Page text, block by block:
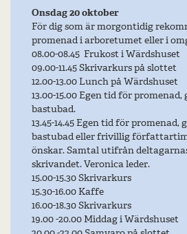
Onsdag 20 oktober
För dig som är morgontidig
promenad i arboretumet eller i
08.00-08.45 Frukost i Wärdshuset
09.00-11.45 Skrivarkurs på slottet
12.00-13.00 Lunch på Wärdshuset
13.00-15.00 Egen tid för
bastubad.
13.45-14.45 Egen tid för promenad,
bastubad eller frivillig
önskar. Samtal utifrån
skrivandet. Veronica leder.
15.00-15.30 Skrivarkurs
15.30-16.00 Kaffe
16.00-18.30 Skrivarkurs
19.00 -20.00 Middag i Wärdshuset